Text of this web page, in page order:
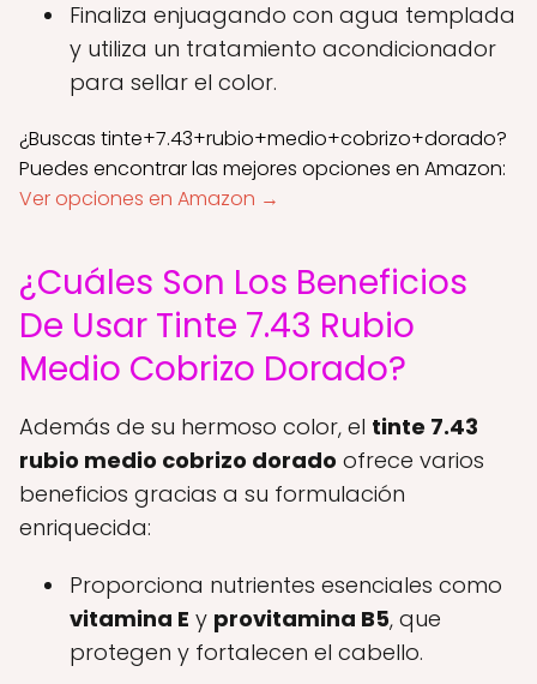
Finaliza enjuagando con agua templada
y utiliza un tratamiento acondicionador
para sellar el color.
¿Buscas tinte+7.43+rubio+medio+cobrizo+dorado?
Puedes encontrar las mejores opciones en Amazon:
Ver opciones en Amazon →
¿Cuáles Son Los Beneficios
De Usar Tinte 7.43 Rubio
Medio Cobrizo Dorado?
Además de su hermoso color, el tinte 7.43
rubio medio cobrizo dorado ofrece varios
beneficios gracias a su formulación
enriquecida:
Proporciona nutrientes esenciales como
vitamina E y provitamina B5, que
protegen y fortalecen el cabello.